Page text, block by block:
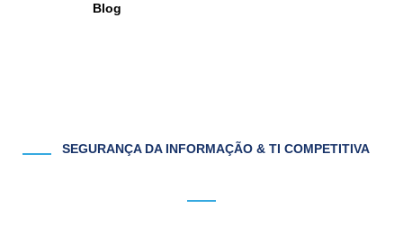
Blog
SEGURANÇA DA INFORMAÇÃO & TI COMPETITIVA